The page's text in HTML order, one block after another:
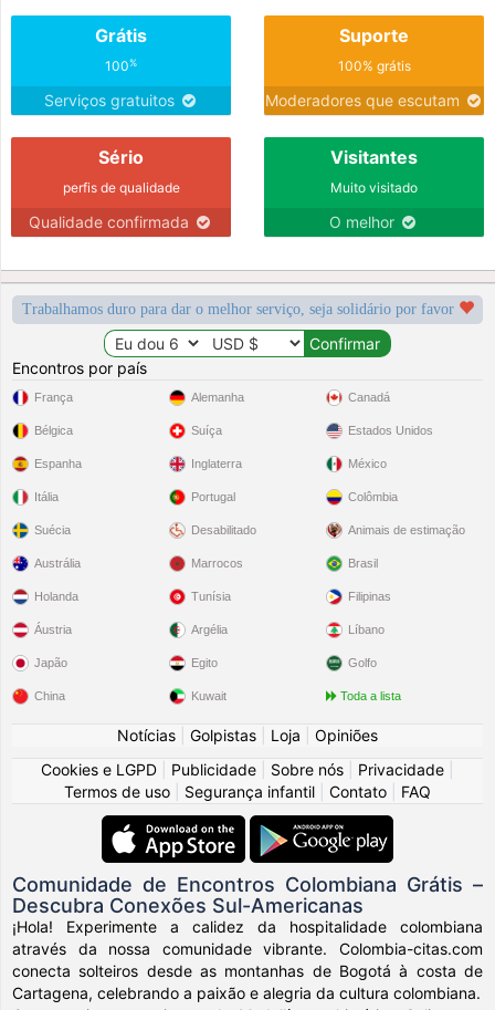
Grátis
100%
Serviços gratuitos
Suporte
100% grátis
Moderadores que escutam
Sério
perfis de qualidade
Qualidade confirmada
Visitantes
Muito visitado
O melhor
Trabalhamos duro para dar o melhor serviço, seja solidário por favor
Encontros por país
França
Bélgica
Espanha
Itália
Suécia
Alemanha
Suíça
Inglaterra
Portugal
Desabilitado
Canadá
Estados Unidos
México
Colômbia
Animais de estimação
Austrália
Holanda
Áustria
Japão
China
Marrocos
Tunísia
Argélia
Egito
Kuwait
Brasil
Filipinas
Líbano
Golfo
Toda a lista
Notícias Golpistas Loja
Opiniões
Cookies e LGPD
Publicidade Sobre nós Privacidade
Termos de uso
Segurança infantil Contato FAQ
Comunidade de Encontros Colombiana Grátis –
Descubra Conexões Sul-Americanas
¡Hola! Experimente a calidez da hospitalidade colombiana
através da nossa comunidade vibrante. Colombia-citas.com
conecta solteiros desde as montanhas de Bogotá à costa de
Cartagena, celebrando a paixão e alegria da cultura colombiana.